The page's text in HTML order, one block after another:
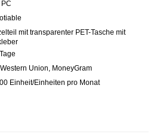
mit transparenter PET-Tasche mit
Western Union, MoneyGram
Einheit/Einheiten pro Monat